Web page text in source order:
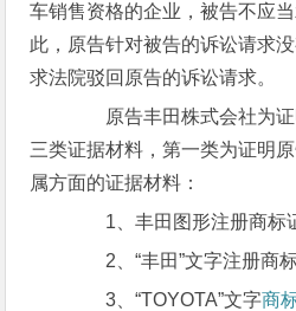
车销售资格的企业，被告不应
此，原告针对被告的诉讼请求
求法院驳回原告的诉讼请求。
原告丰田株式会社为证
三类证据材料，第一类为证明
属方面的证据材料：
1、丰田图形注册商标
2、“丰田”文字注册商标
3、“TOYOTA”文字商